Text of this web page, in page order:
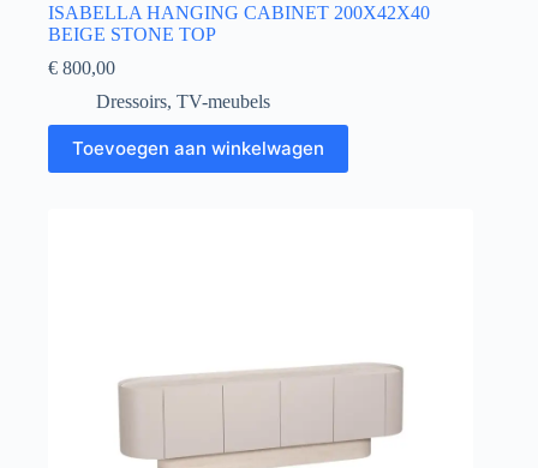
ISABELLA HANGING CABINET 200X42X40
BEIGE STONE TOP
€ 800,00
Dressoirs, TV-meubels
Toevoegen aan winkelwagen